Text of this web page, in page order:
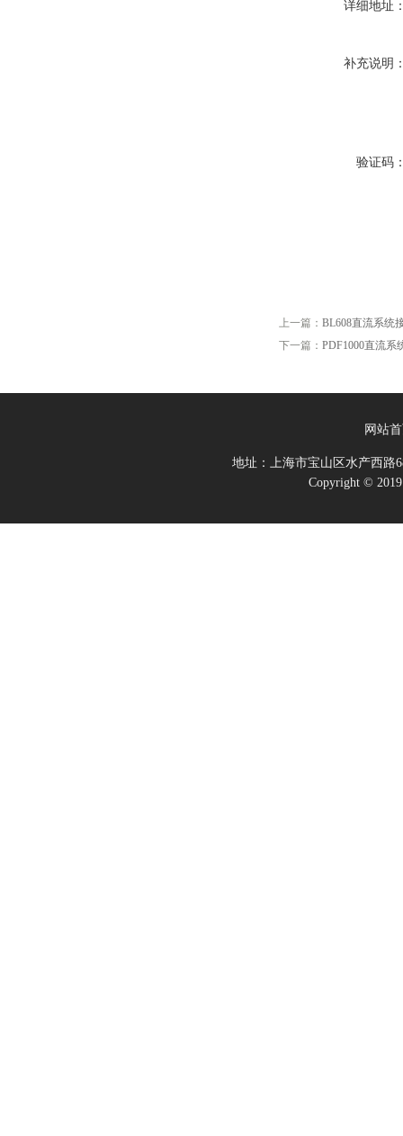
详细地址
补充说明
验证码
上一篇： BL608直流系统
下一篇： PDF1000直流系
网站
地址：上海市宝山区水产西路
Copyright ©